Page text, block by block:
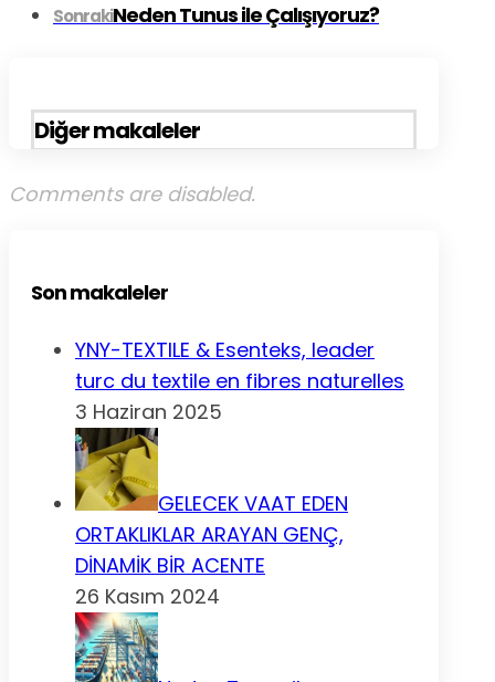
SonrakiNeden Tunus ile Çalışıyoruz?
Diğer makaleler
Comments are disabled.
Son makaleler
YNY-TEXTILE & Esenteks, leader
turc du textile en fibres naturelles
3 Haziran 2025
GELECEK VAAT EDEN
ORTAKLIKLAR ARAYAN GENÇ,
DİNAMİK BİR ACENTE
26 Kasım 2024